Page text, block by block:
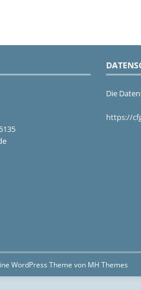
Die
https://
WordPress Theme von MH Themes